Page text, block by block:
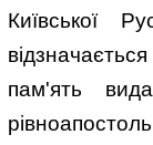
Київської
пам'ять